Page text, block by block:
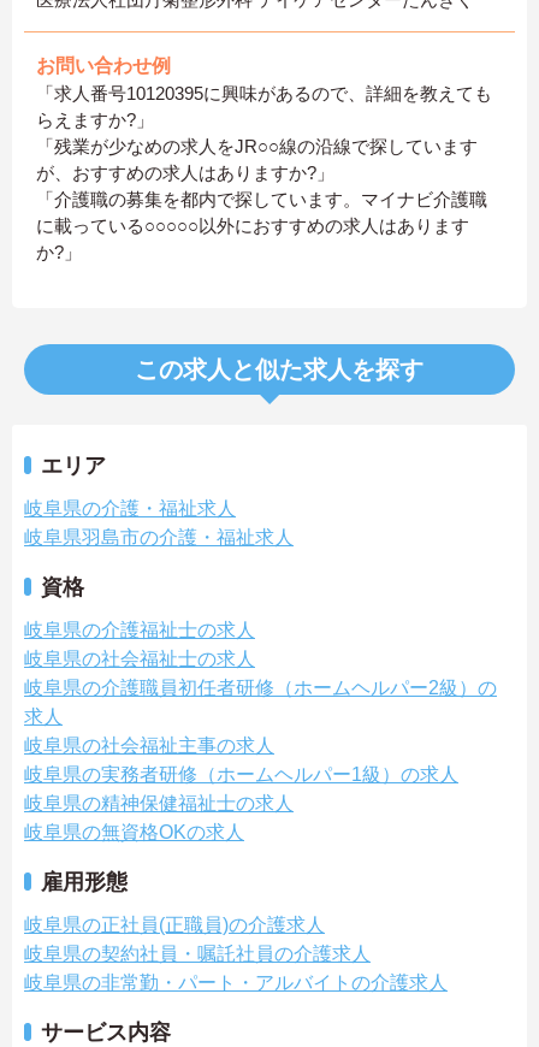
お問い合わせ例
「求人番号10120395に興味があるので、詳細を教えても
らえますか?」
「残業が少なめの求人をJR○○線の沿線で探しています
が、おすすめの求人はありますか?」
「介護職の募集を都内で探しています。マイナビ介護職
に載っている○○○○○以外におすすめの求人はあります
か?」
この求人と似た求人を探す
エリア
岐阜県の介護・福祉求人
岐阜県羽島市の介護・福祉求人
資格
岐阜県の介護福祉士の求人
岐阜県の社会福祉士の求人
岐阜県の介護職員初任者研修（ホームヘルパー2級）の
求人
岐阜県の社会福祉主事の求人
岐阜県の実務者研修（ホームヘルパー1級）の求人
岐阜県の精神保健福祉士の求人
岐阜県の無資格OKの求人
雇用形態
岐阜県の正社員(正職員)の介護求人
岐阜県の契約社員・嘱託社員の介護求人
岐阜県の非常勤・パート・アルバイトの介護求人
サービス内容